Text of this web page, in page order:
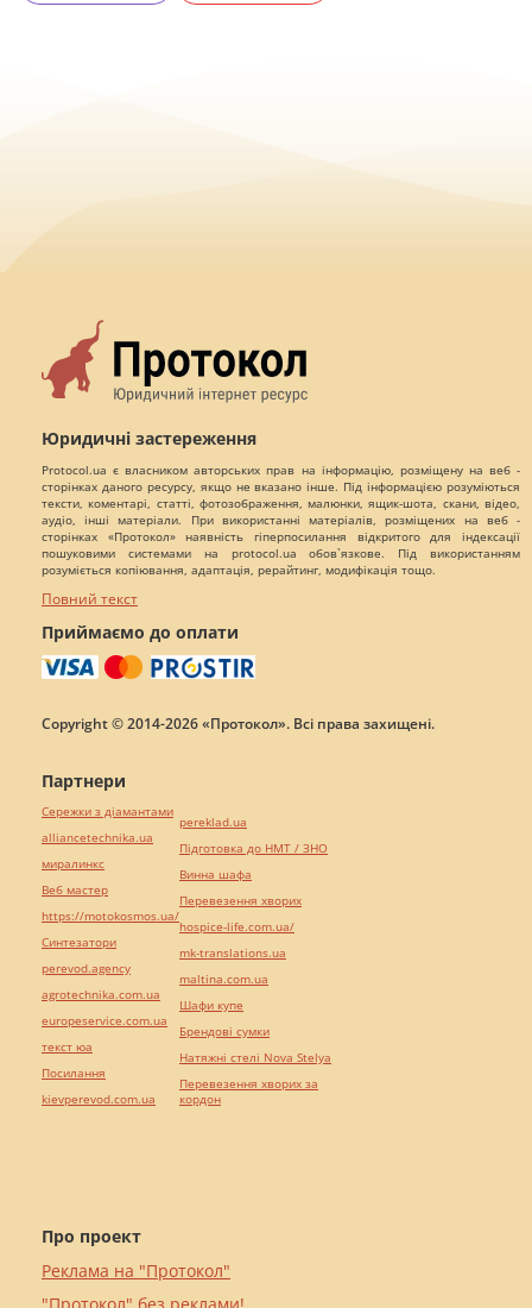
Юридичні застереження
Protocol.ua є власником авторських прав на інформацію, розміщену на веб -
сторінках даного ресурсу, якщо не вказано інше. Під інформацією розуміються
тексти, коментарі, статті, фотозображення, малюнки, ящик-шота, скани, відео,
аудіо, інші матеріали. При використанні матеріалів, розміщених на веб -
сторінках «Протокол» наявність гіперпосилання відкритого для індексації
пошуковими системами на protocol.ua обов`язкове. Під використанням
розуміється копіювання, адаптація, рерайтинг, модифікація тощо.
Повний текст
Приймаємо до оплати
Copyright © 2014-2026 «Протокол». Всі права захищені.
Про проект
Реклама на "Протокол"
"Протокол" без реклами!
Партнери
Сережки з діамантами
alliancetechnika.ua
миралинкс
Веб мастер
https://motokosmos.ua/
Синтезатори
perevod.agency
agrotechnika.com.ua
europeservice.com.ua
текст юа
Посилання
kievperevod.com.ua
pereklad.ua
Підготовка до НМТ / ЗНО
Винна шафа
Перевезення хворих
hospice-life.com.ua/
mk-translations.ua
maltina.com.ua
Шафи купе
Брендові сумки
Натяжні стелі Nova Stelya
Перевезення хворих за
кордон